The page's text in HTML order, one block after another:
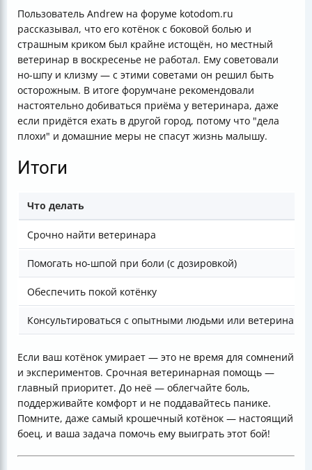
Пользователь Andrew на форуме kotodom.ru
рассказывал, что его котёнок с боковой болью и
страшным криком был крайне истощён, но местный
ветеринар в воскресенье не работал. Ему советовали
но-шпу и клизму — с этими советами он решил быть
осторожным. В итоге форумчане рекомендовали
настоятельно добиваться приёма у ветеринара, даже
если придётся ехать в другой город, потому что "дела
плохи" и домашние меры не спасут жизнь малышу.
Итоги
Что делать
Срочно найти ветеринара
Помогать но-шпой при боли (с дозировкой)
Обеспечить покой котёнку
Консультироваться с опытными людьми или
Если ваш котёнок умирает — это не время для сомнений
и экспериментов. Срочная ветеринарная помощь —
главный приоритет. До неё — облегчайте боль,
поддерживайте комфорт и не поддавайтесь панике.
Помните, даже самый крошечный котёнок — настоящий
боец, и ваша задача помочь ему выиграть этот бой!